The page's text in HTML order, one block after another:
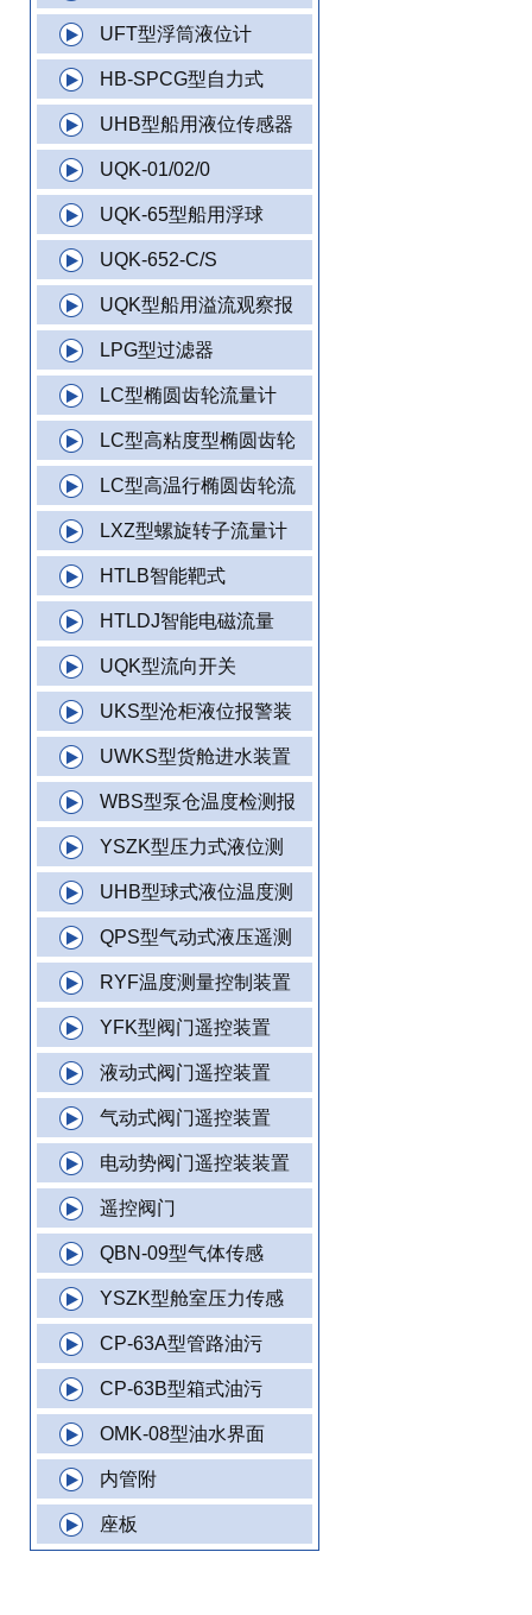
UFT型浮筒液位计
HB-SPCG型自力式
UHB型船用液位传感器
UQK-01/02/0
UQK-65型船用浮球
UQK-652-C/S
UQK型船用溢流观察报
LPG型过滤器
LC型椭圆齿轮流量计
LC型高粘度型椭圆齿轮
LC型高温行椭圆齿轮流
LXZ型螺旋转子流量计
HTLB智能靶式
HTLDJ智能电磁流量
UQK型流向开关
UKS型沧柜液位报警装
UWKS型货舱进水装置
WBS型泵仓温度检测报
YSZK型压力式液位测
UHB型球式液位温度测
QPS型气动式液压遥测
RYF温度测量控制装置
YFK型阀门遥控装置
液动式阀门遥控装置
气动式阀门遥控装置
电动势阀门遥控装装置
遥控阀门
QBN-09型气体传感
YSZK型舱室压力传感
CP-63A型管路油污
CP-63B型箱式油污
OMK-08型油水界面
内管附
座板